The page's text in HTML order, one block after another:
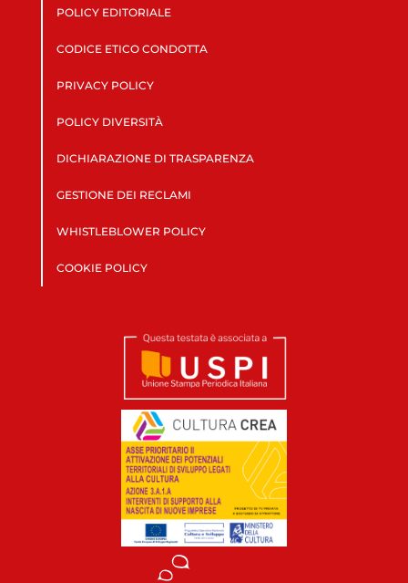
POLICY EDITORIALE
CODICE ETICO CONDOTTA
PRIVACY POLICY
POLICY DIVERSITÀ
DICHIARAZIONE DI TRASPARENZA
GESTIONE DEI RECLAMI
WHISTLEBLOWER POLICY
COOKIE POLICY